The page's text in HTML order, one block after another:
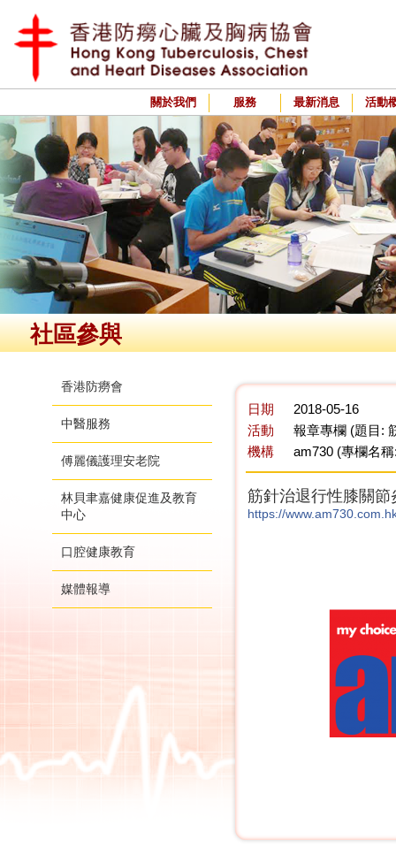
關於我們 服務 最新消息 活動
社區參與
香港防癆會
中醫服務
傅麗儀護理安老院
林貝聿嘉健康促進及教育
中心
口腔健康教育
媒體報導
日期
2018-05-16
活動
報章專欄 (題目:
機構
am730 (專欄名
筋針治退行性膝關
https://